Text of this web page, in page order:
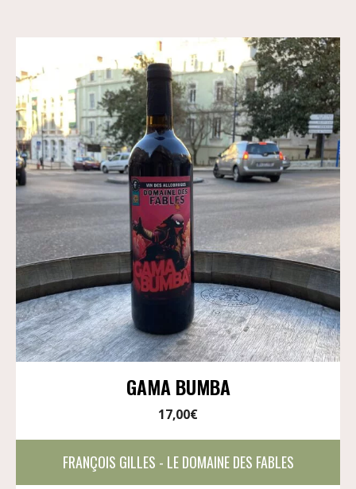
GAMA BUMBA
17,00€
FRANÇOIS GILLES - LE DOMAINE DES FABLES